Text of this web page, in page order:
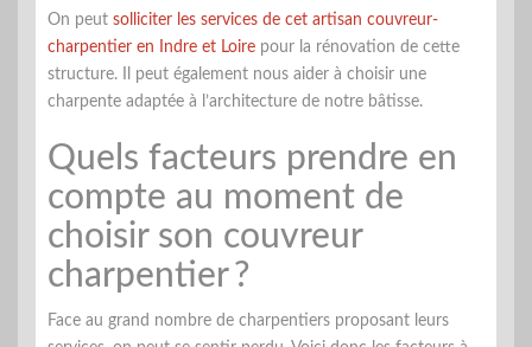
On peut solliciter les services de cet artisan couvreur-
charpentier en Indre et Loire pour la rénovation de cette
structure. Il peut également nous aider à choisir une
charpente adaptée à l’architecture de notre bâtisse.
Quels facteurs prendre en
compte au moment de
choisir son couvreur
charpentier ?
Face au grand nombre de charpentiers proposant leurs